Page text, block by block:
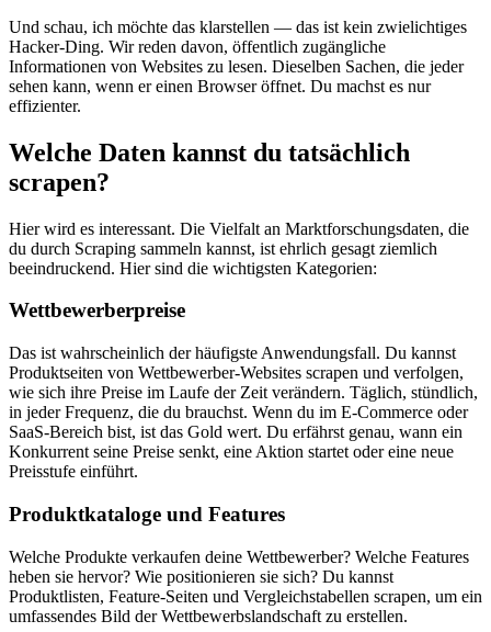
Und schau, ich möchte das klarstellen — das ist kein zwielichtiges
Hacker-Ding. Wir reden davon, öffentlich zugängliche
Informationen von Websites zu lesen. Dieselben Sachen, die jeder
sehen kann, wenn er einen Browser öffnet. Du machst es nur
effizienter.
Welche Daten kannst du tatsächlich
scrapen?
Hier wird es interessant. Die Vielfalt an Marktforschungsdaten, die
du durch Scraping sammeln kannst, ist ehrlich gesagt ziemlich
beeindruckend. Hier sind die wichtigsten Kategorien:
Wettbewerberpreise
Das ist wahrscheinlich der häufigste Anwendungsfall. Du kannst
Produktseiten von Wettbewerber-Websites scrapen und verfolgen,
wie sich ihre Preise im Laufe der Zeit verändern. Täglich, stündlich,
in jeder Frequenz, die du brauchst. Wenn du im E-Commerce oder
SaaS-Bereich bist, ist das Gold wert. Du erfährst genau, wann ein
Konkurrent seine Preise senkt, eine Aktion startet oder eine neue
Preisstufe einführt.
Produktkataloge und Features
Welche Produkte verkaufen deine Wettbewerber? Welche Features
heben sie hervor? Wie positionieren sie sich? Du kannst
Produktlisten, Feature-Seiten und Vergleichstabellen scrapen, um ein
umfassendes Bild der Wettbewerbslandschaft zu erstellen.